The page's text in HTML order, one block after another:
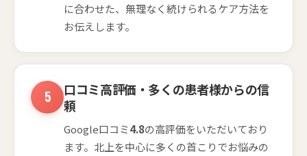
に合わせた、無理なく続けられるケア方法を
お伝えします。
口コミ高評価・多くの患者様からの信
頼
Google口コミ4.8の高評価をいただいており
ます。北上を中心に多くの首こりでお悩みの